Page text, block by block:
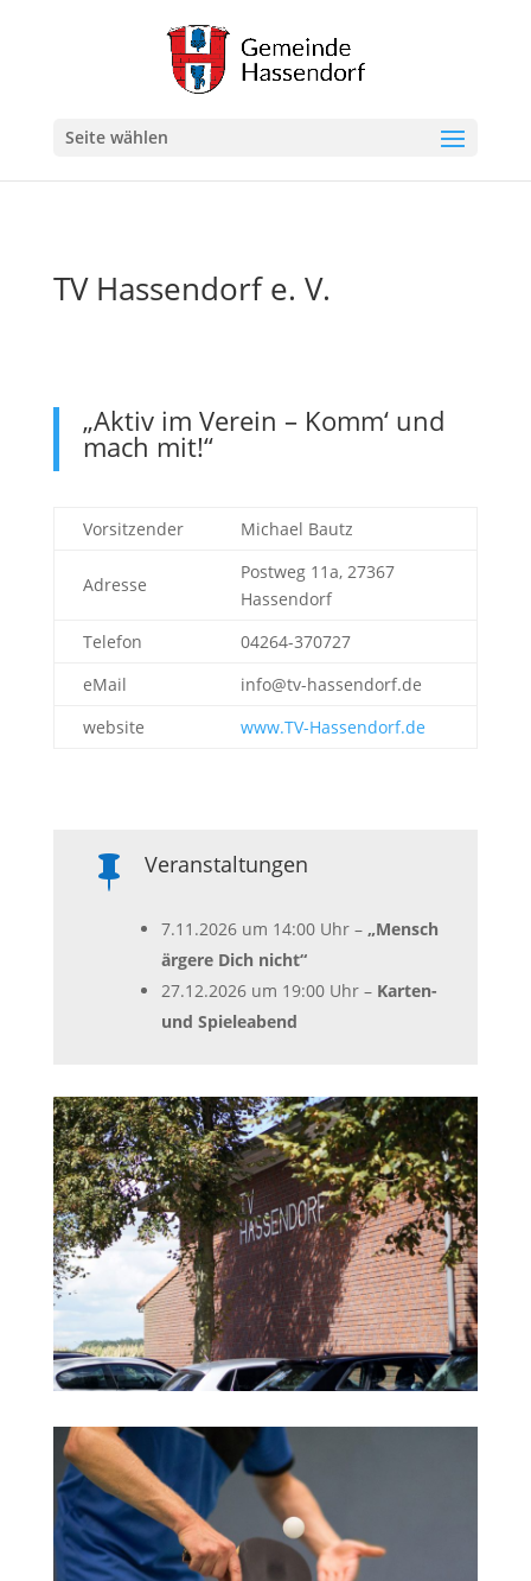
Seite wählen
TV Hassendorf e. V.
„Aktiv im Verein – Komm‘ und
mach mit!“
Vorsitzender Michael Bautz
Adresse
Postweg 11a, 27367
Hassendorf
Telefon
04264-370727
eMail
info@tv-hassendorf.de
website
www.TV-Hassendorf.de
 Veranstaltungen
7.11.2026 um 14:00 Uhr – „Mensch
ärgere Dich nicht“
27.12.2026 um 19:00 Uhr – Karten-
und Spieleabend